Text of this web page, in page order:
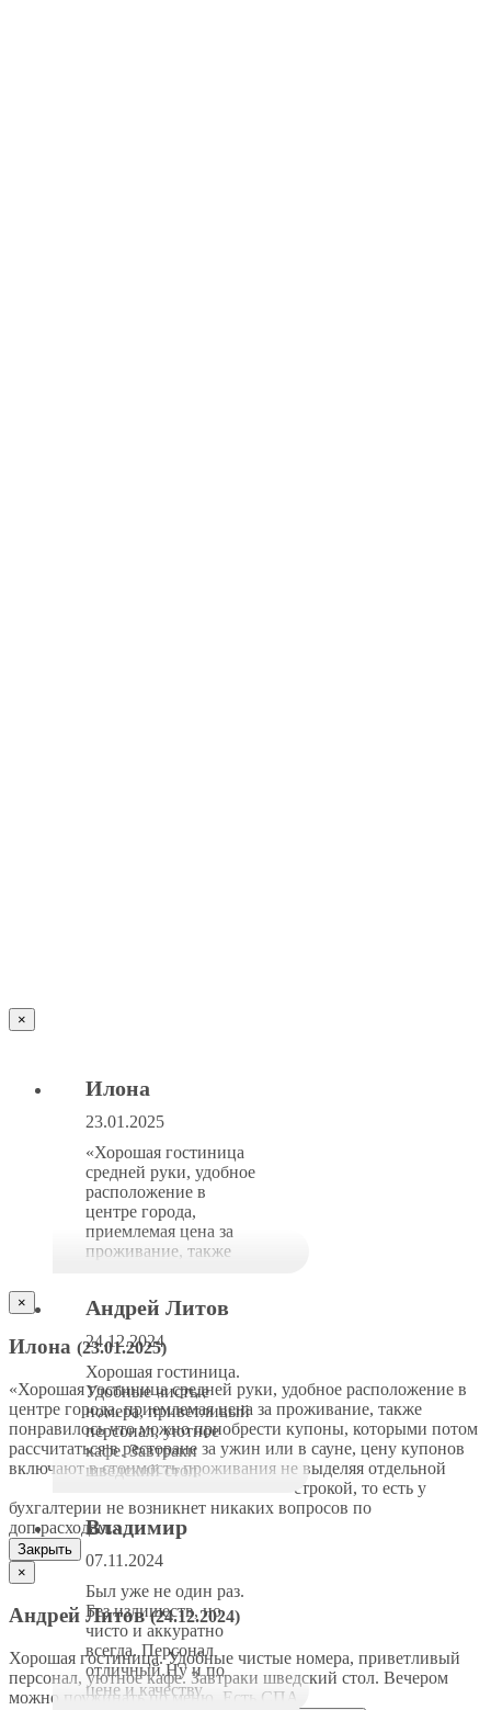
×
Илона
23.01.2025
«Хорошая гостиница
средней руки, удобное
расположение в
центре города,
приемлемая цена за
проживание, также
купоны, которыми
ресторане за ужин или
в сауне, цену купонов
включают в стоимость
проживания не
выделяя отдельной
строкой, то есть у
бухгалтерии не
вопросов по
доп.расходам.»
Андрей Литов
24.12.2024
Хорошая гостиница.
Удобные чистые
номера, приветливый
персонал, уютное
кафе. Завтраки
шведский стол.
поужинать по меню.
Есть СПА.
Владимир
07.11.2024
Был уже не один раз.
Без излишеств, но
чисто и аккуратно
всегда. Персонал
отличный.Ну и по
цене и качеству
×
Илона (23.01.2025)
«Хорошая гостиница средней руки, удобное расположение в
центре города, приемлемая цена за проживание, также
понравилось что можно приобрести купоны, которыми потом
рассчитаться в ресторане за ужин или в сауне, цену купонов
включают в стоимость проживания не выделяя отдельной
строкой, то есть у
бухгалтерии не возникнет никаких вопросов по
доп.расходам.»
Закрыть
×
Андрей Литов(24.12.2024)
Хорошая гостиница. Удобные чистые номера, приветливый
персонал, уютное кафе. Завтраки шведский стол. Вечером
можно поужинать по меню. Есть СПА.